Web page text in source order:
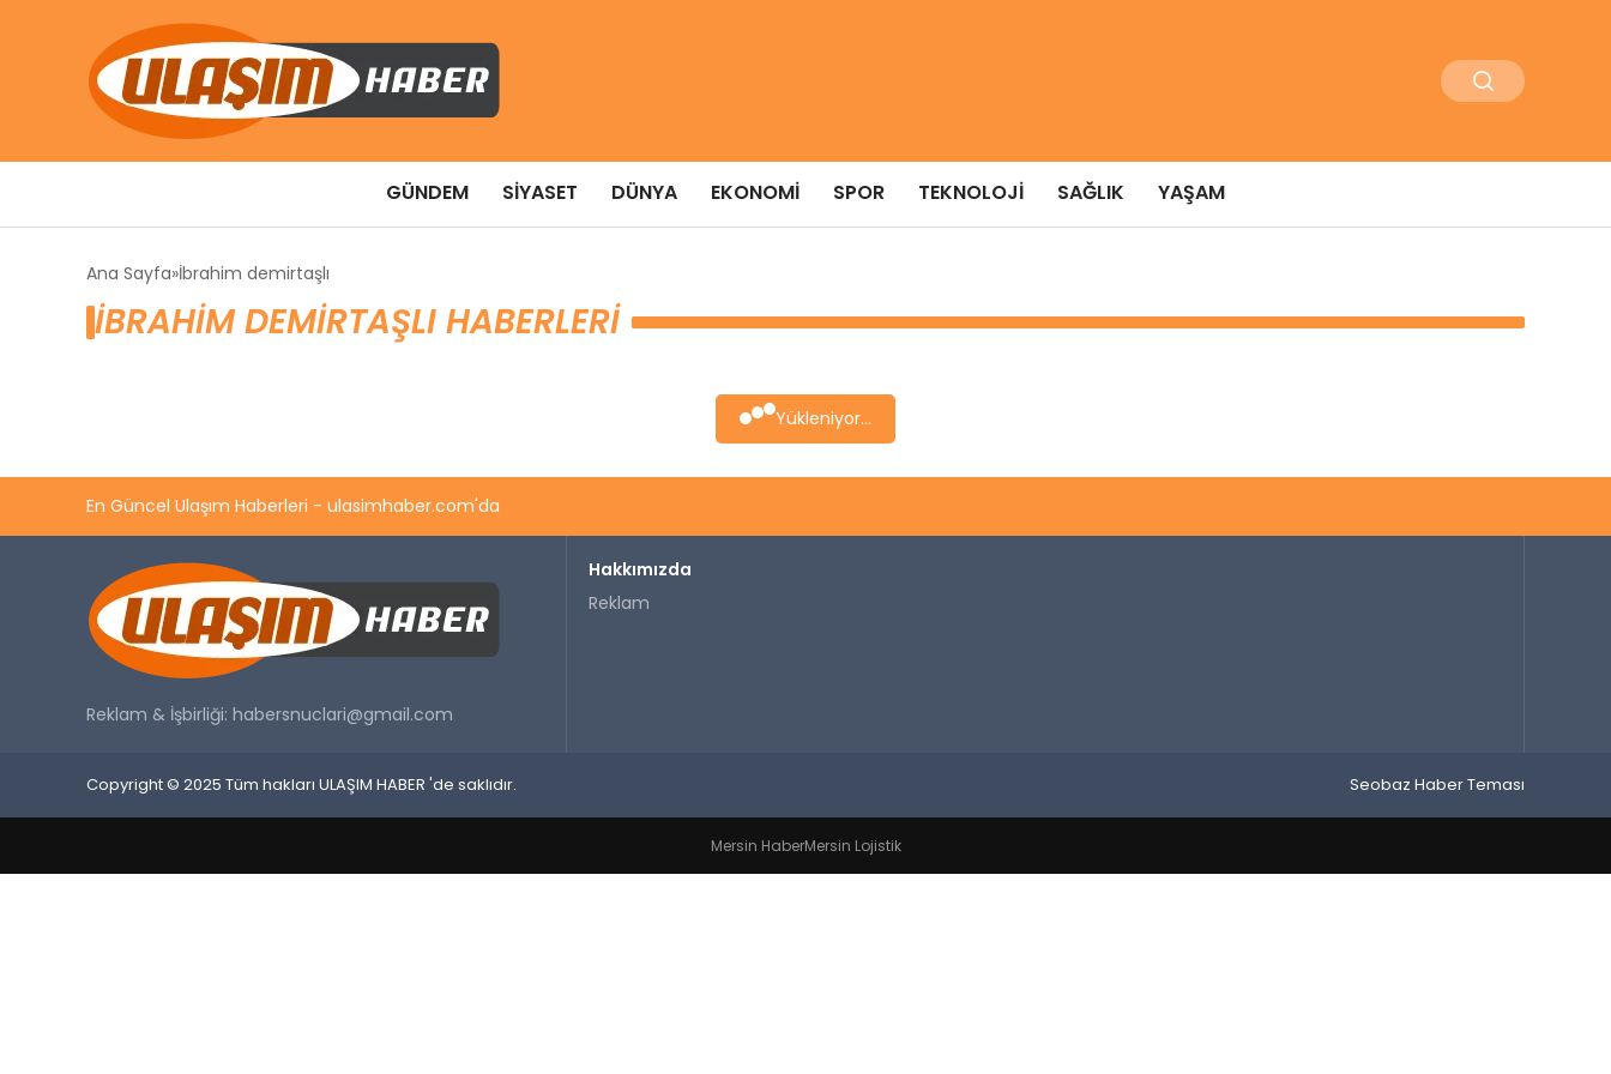
GÜNDEM SIYASET DÜNYA EKONOMI SPOR TEKNOLOJI SAĞLIK YAŞAM
Ana Sayfa İbrahim demirtaşlı
İBRAHIM DEMIRTAŞLI HABERLERI
Yükleniyor...
En Güncel Ulaşım Haberleri - ulasimhaber.com'da
Reklam & İşbirliği: habersnuclari@gmail.com
Hakkımızda
Reklam
Copyright © 2025 Tüm hakları ULAŞIM HABER 'de saklıdır. Seobaz Haber Teması
Mersin HaberMersin Lojistik